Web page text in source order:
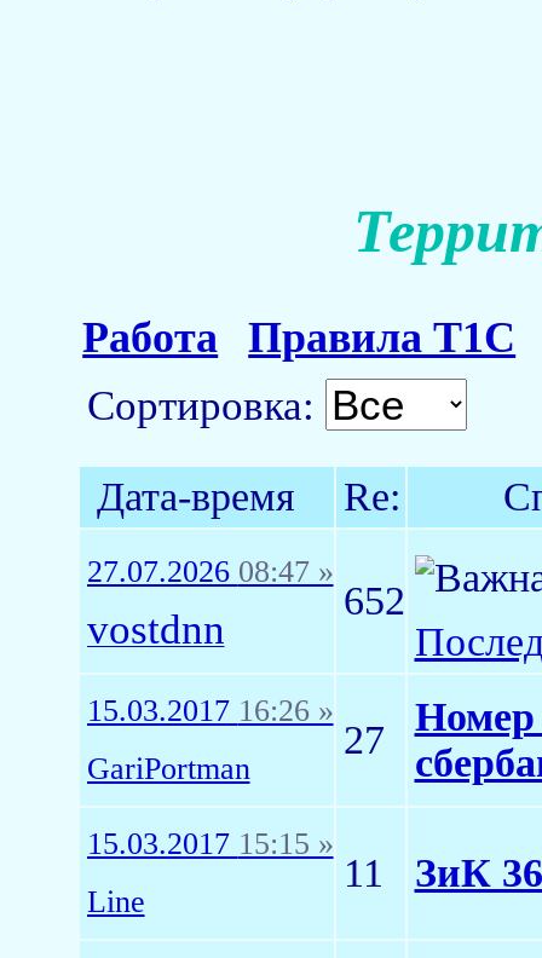
Работа Правила Т1С
Сортировка:
Дата-время Re:
27.07.2026 08:47 »
vostdnn
652
15.03.2017 16:26 »
GariPortman
27
Номер
15.03.2017 15:15 »
Line
11 ЗиК